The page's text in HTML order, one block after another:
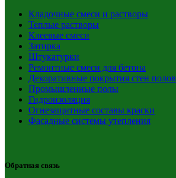
Кладочные смеси и растворы
Теплые растворы
Клеевые смеси
Затирка
Штукатурки
Ремонтные смеси для бетона
Декоративные покрытия стен полов
Промышленные полы
Гидроизоляция
Огнезащитные составы краски
Фасадные системы утепления
Обратная связь